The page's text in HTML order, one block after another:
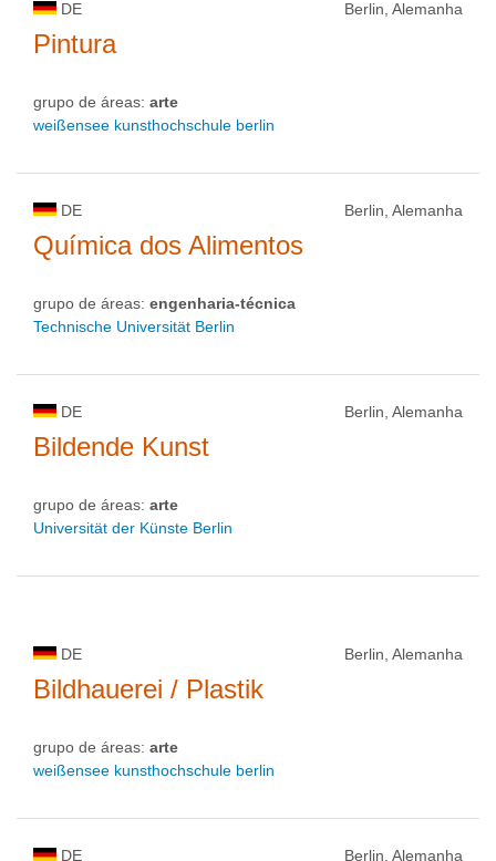
DE Berlin, Alemanha
Pintura
grupo de áreas: arte
weißensee kunsthochschule berlin
DE Berlin, Alemanha
Química dos Alimentos
grupo de áreas: engenharia-técnica
Technische Universität Berlin
DE Berlin, Alemanha
Bildende Kunst
grupo de áreas: arte
Universität der Künste Berlin
DE Berlin, Alemanha
Bildhauerei / Plastik
grupo de áreas: arte
weißensee kunsthochschule berlin
DE Berlin, Alemanha